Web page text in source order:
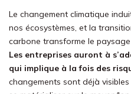
Le changement climatique
nos écosystèmes, et la
carbone transforme le
Les entreprises auront à
qui implique à la fois des
changements sont déjà